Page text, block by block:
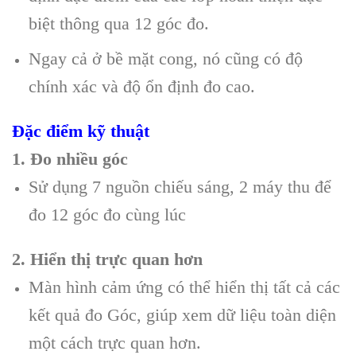
biệt thông qua 12 góc đo.
Ngay cả ở bề mặt cong, nó cũng có độ
chính xác và độ ổn định đo cao.
Đặc điểm kỹ thuật
1. Đo nhiều góc
Sử dụng 7 nguồn chiếu sáng, 2 máy thu để
đo 12 góc đo cùng lúc
2. Hiển thị trực quan hơn
Màn hình cảm ứng có thể hiển thị tất cả các
kết quả đo Góc, giúp xem dữ liệu toàn diện
một cách trực quan hơn.